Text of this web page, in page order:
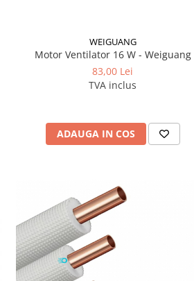
WEIGUANG
Motor Ventilator 16 W - Weiguang
83,00 Lei
TVA inclus
ADAUGA IN COS